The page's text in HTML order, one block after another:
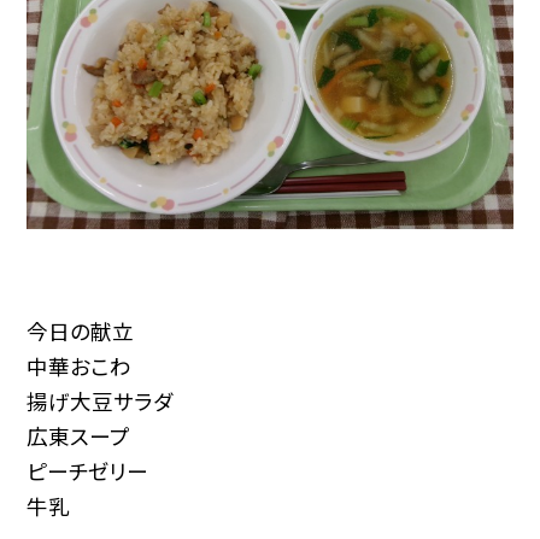
今日の献立
中華おこわ
揚げ大豆サラダ
広東スープ
ピーチゼリー
牛乳